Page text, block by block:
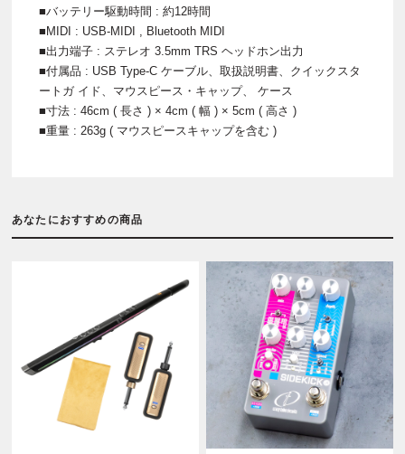
■バッテリー駆動時間 : 約12時間
■MIDI : USB-MIDI , Bluetooth MIDI
■出力端子 : ステレオ 3.5mm TRS ヘッドホン出力
■付属品 : USB Type-C ケーブル、取扱説明書、クイックスタ
ートガ イド、マウスピース・キャップ、 ケース
■寸法 : 46cm ( 長さ ) × 4cm ( 幅 ) × 5cm ( 高さ )
■重量 : 263g ( マウスピースキャップを含む )
あなたにおすすめの商品